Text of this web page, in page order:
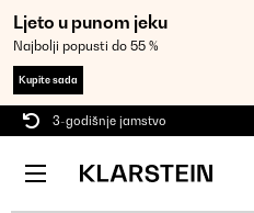
Ljeto u punom jeku
Najbolji popusti do 55 %
Kupite sada
3-godišnje jamstvo